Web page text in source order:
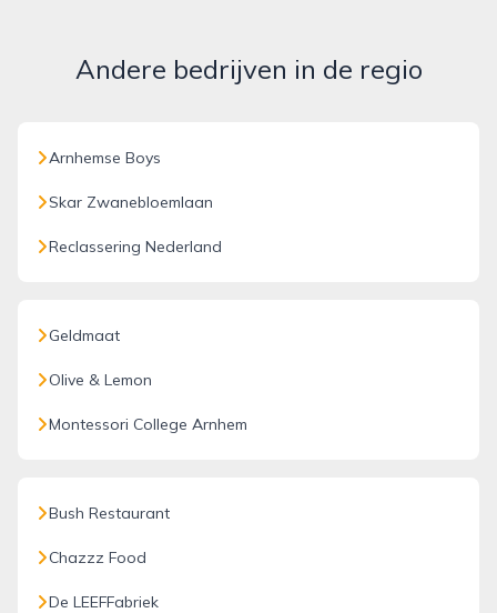
Andere bedrijven in de regio
Arnhemse Boys
Skar Zwanebloemlaan
Reclassering Nederland
Geldmaat
Olive & Lemon
Montessori College Arnhem
Bush Restaurant
Chazzz Food
De LEEFFabriek